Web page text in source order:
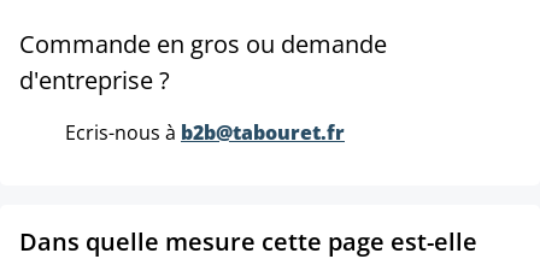
Commande en gros ou demande
d'entreprise ?
Ecris-nous à b2b@tabouret.fr
Dans quelle mesure cette page est-elle